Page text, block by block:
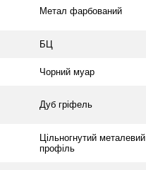
Метал фарбований
БЦ
Чорний муар
Дуб гріфель
Цільногнутий металевий
профіль